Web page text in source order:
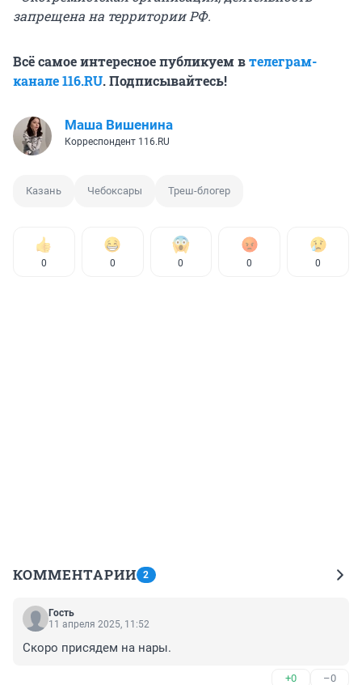
запрещена на территории РФ.
Всё самое интересное публикуем втелеграм-
канале 116.RU. Подписывайтесь!
Маша Вишенина
Корреспондент 116.RU
Казань Чебоксары Треш-блогер
0 0 0 0 0
КОММЕНТАРИИ 2
Гость
11 апреля 2025, 11:52
Скоро присядем на нары.
+0 –0